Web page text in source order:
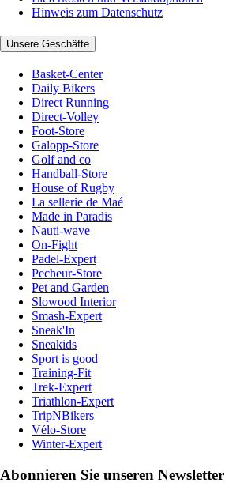
Hinweis zum Datenschutz
Unsere Geschäfte
Basket-Center
Daily Bikers
Direct Running
Direct-Volley
Foot-Store
Galopp-Store
Golf and co
Handball-Store
House of Rugby
La sellerie de Maé
Made in Paradis
Nauti-wave
On-Fight
Padel-Expert
Pecheur-Store
Pet and Garden
Slowood Interior
Smash-Expert
Sneak'In
Sneakids
Sport is good
Training-Fit
Trek-Expert
Triathlon-Expert
TripNBikers
Vélo-Store
Winter-Expert
Abonnieren Sie unseren Newsletter